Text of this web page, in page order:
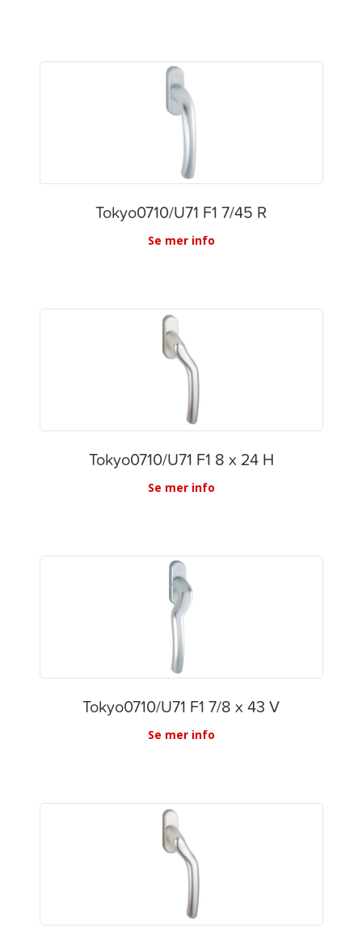
Tokyo0710/U71 F1 7/45 R
Se mer info
Tokyo0710/U71 F1 8 x 24 H
Se mer info
Tokyo0710/U71 F1 7/8 x 43 V
Se mer info